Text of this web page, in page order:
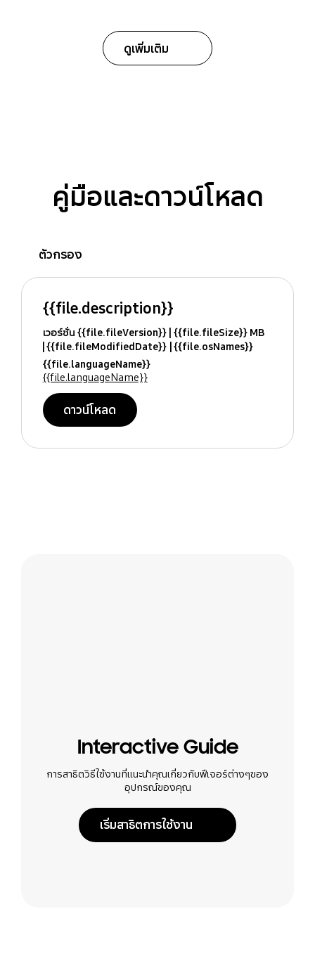
ดูเพิ่มเติม
คู่มือและดาวน์โหลด
ตัวกรอง
{{file.description}}
เวอร์ชั่น {{file.fileVersion}} {{file.fileSize}} MB
{{file.fileModifiedDate}} {{file.osNames}}
{{file.languageName}}
{{file.languageName}}
ดาวน์โหลด
Interactive Guide
การสาธิตวิธีใช้งานที่แนะนำคุณเกี่ยวกับฟีเจอร์ต่างๆของ
อุปกรณ์ของคุณ
เริ่มสาธิตการใช้งาน